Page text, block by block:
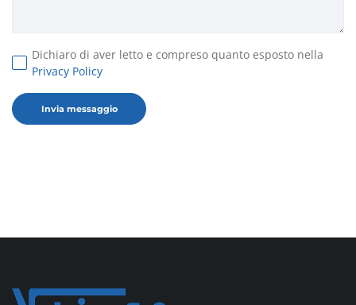
Dichiaro di aver letto e compreso quanto esposto nella
Privacy Policy